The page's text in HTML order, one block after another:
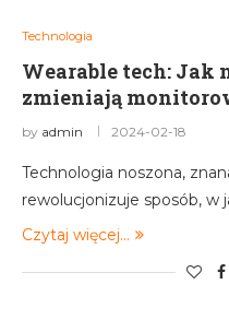
Technologia
Wearable tech: Jak
zmieniają
by admin 2024-02-18
Technologia noszona,
rewolucjonizuje sposób, w
Czytaj więcej...